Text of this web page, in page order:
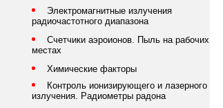
Электромагнитные излучения
радиочастотного диапазона
Счетчики аэроионов. Пыль на рабочих
местах
Химические факторы
Контроль ионизирующего и лазерного
излучения. Радиометры радона